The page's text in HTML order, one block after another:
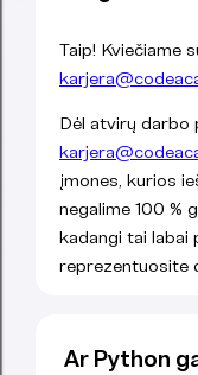
Taip! Kviečiame
Dėl atvirų darbo
įmones, kurios
negalime 100 %
kadangi tai labai
reprezentuosite
Ar Python